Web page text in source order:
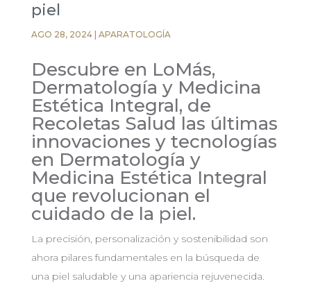
piel
AGO 28, 2024| APARATOLOGÍA
Descubre en LoMás,
Dermatología y Medicina
Estética Integral, de
Recoletas Salud las últimas
innovaciones y tecnologías
en Dermatología y
Medicina Estética Integral
que revolucionan el
cuidado de la piel.
La precisión, personalización y sostenibilidad son
ahora pilares fundamentales en la búsqueda de
una piel saludable y una apariencia rejuvenecida.